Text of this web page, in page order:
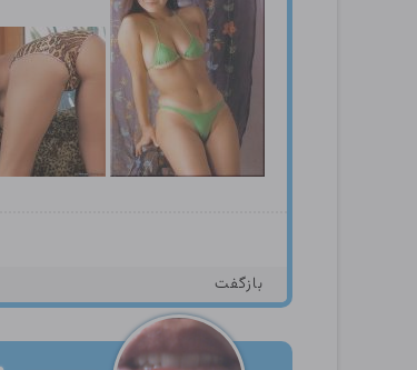
بازگفت